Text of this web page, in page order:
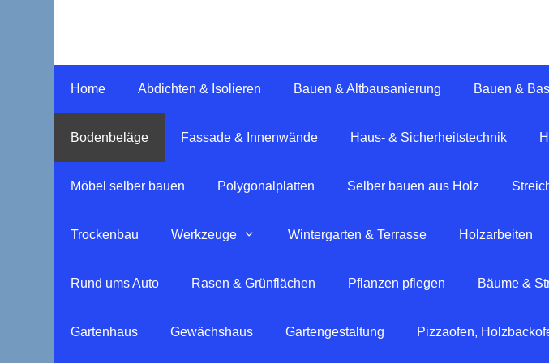
Home Abdichten & Isolieren Bauen & Altbausanierung Bauen &
Bodenbeläge Fassade & Innenwände Haus- & Sicherheitstechnik
Möbel selber bauen Polygonalplatten Selber bauen aus Holz
Trockenbau Werkzeuge Wintergarten & Terrasse Holzarbeiten
Rund ums Auto Rasen & Grünflächen Pflanzen pflegen Bäume &
Gartenhaus Gewächshaus Gartengestaltung Pizzaofen,